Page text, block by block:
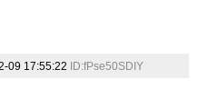
09 17:55:22 ID:fPse50SDIY